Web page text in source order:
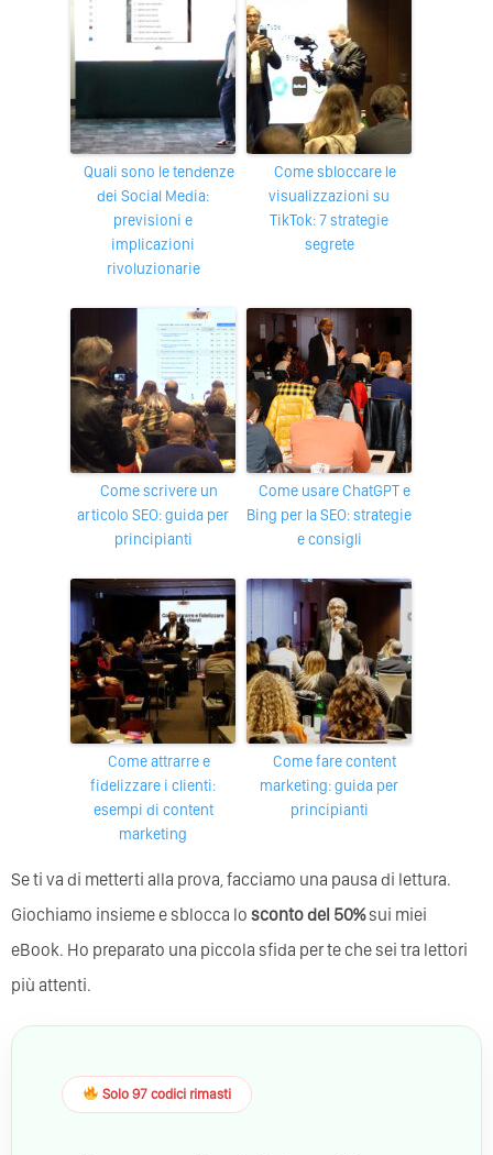
Quali sono le tendenze
dei Social Media:
previsioni e
implicazioni
rivoluzionarie
Come sbloccare le
visualizzazioni su
TikTok: 7 strategie
segrete
Come scrivere un
articolo SEO: guida per
principianti
Come usare ChatGPT e
Bing per la SEO: strategie
e consigli
Come attrarre e
fidelizzare i clienti:
esempi di content
marketing
Come fare content
marketing: guida per
principianti
Se ti va di metterti alla prova, facciamo una pausa di lettura.
Giochiamo insieme e sblocca lo sconto del 50%sui miei
eBook. Ho preparato una piccola sfida per te che sei tra lettori
più attenti.
Solo 97 codici rimasti